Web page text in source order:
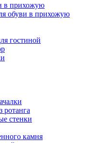
в прихожую
обуви в прихожую
гостиной
ротанга
стенки
камня